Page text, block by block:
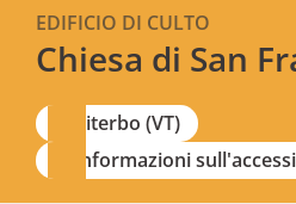
Chiesa di San
EDIFICIO DI CULTO
Viterbo (VT)
Informazioni